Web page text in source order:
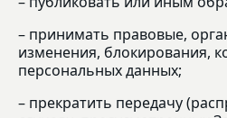
– принимать правовые,
изменения, блокирования,
персональных данных;
– прекратить передачу